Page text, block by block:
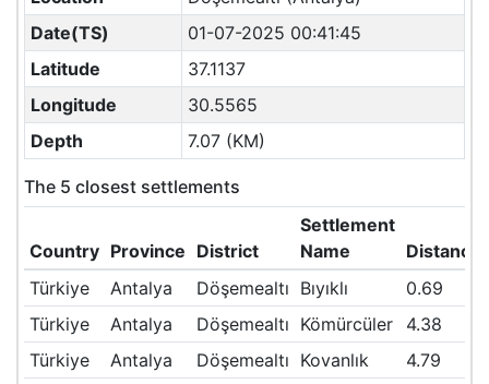
Date(TS)
01-07-2025 00:41:45
Latitude
37.1137
Longitude
30.5565
Depth
7.07 (KM)
The 5 closest settlements
Country Province District
Settlement
Name
Türkiye
Antalya Döşemealtı Bıyıklı
0.69
Türkiye
Antalya Döşemealtı Kömürcüler
4.38
Türkiye
Antalya Döşemealtı Kovanlık
4.79